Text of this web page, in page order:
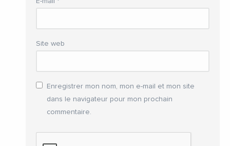
Site web
Enregistrer mon nom, mon e-mail et mon site
dans le navigateur pour mon prochain
commentaire.